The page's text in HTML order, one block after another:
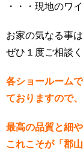
・・・現地のワ
お家の気なる事
ぜひ１度ご相談
各ショールーム
ておりますので
最高の品質と細や
これこそが「郡